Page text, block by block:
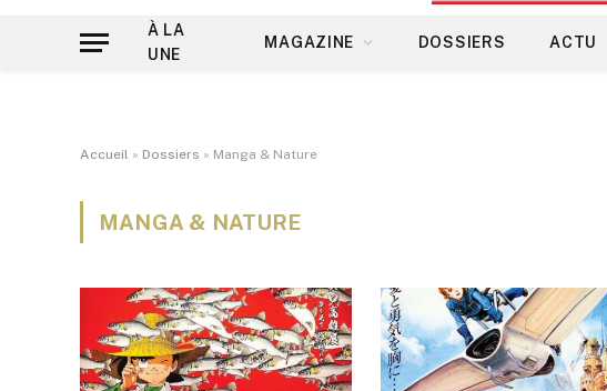
À LA
UNE
MAGAZINE DOSSIERS ACTU
Accueil » Dossiers » Manga & Nature
MANGA & NATURE